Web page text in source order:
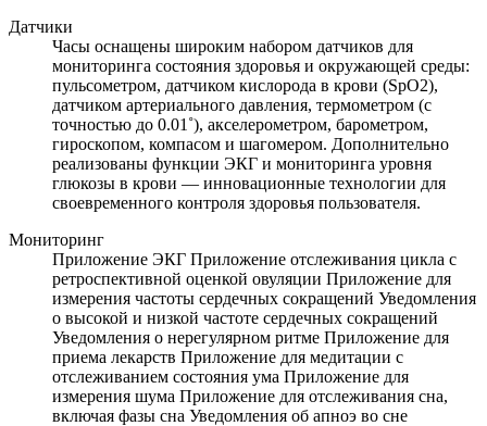
Датчики
Часы оснащены широким набором датчиков для
мониторинга состояния здоровья и окружающей среды:
пульсометром, датчиком кислорода в крови (SpO2),
датчиком артериального давления, термометром (с
точностью до 0.01˚), акселерометром, барометром,
гироскопом, компасом и шагомером. Дополнительно
реализованы функции ЭКГ и мониторинга уровня
глюкозы в крови — инновационные технологии для
своевременного контроля здоровья пользователя.
Мониторинг
Приложение ЭКГ Приложение отслеживания цикла с
ретроспективной оценкой овуляции Приложение для
измерения частоты сердечных сокращений Уведомления
о высокой и низкой частоте сердечных сокращений
Уведомления о нерегулярном ритме Приложение для
приема лекарств Приложение для медитации с
отслеживанием состояния ума Приложение для
измерения шума Приложение для отслеживания сна,
включая фазы сна Уведомления об апноэ во сне